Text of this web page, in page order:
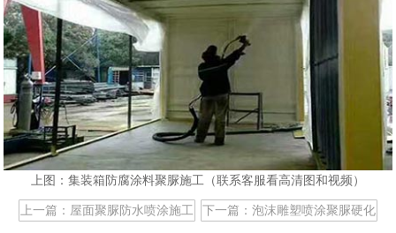
上图：集装箱防腐涂料聚脲施工（联系客服看高清图和视频）
上一篇：屋面聚脲防水喷涂施工 下一篇：泡沫雕塑喷涂聚脲硬化